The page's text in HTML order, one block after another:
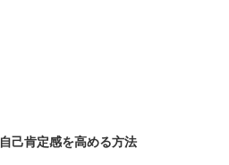
自己肯定感を高める方法